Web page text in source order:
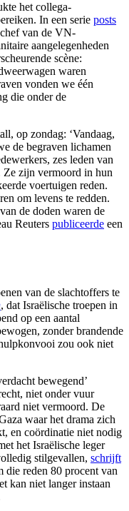
het collega-
In een serie posts
van de VN-
aangelegenheden
scène:
waren
vonden we één
die onder de
op zondag: ‘Vandaag,
de begraven lichamen
zes leden van
Ze zijn vermoord in hun
voertuigen reden.
om levens te redden.
de doden waren de
Reuters publiceerde een
van de slachtoffers te
, dat Israëlische troepen in
op een aantal
zonder brandende
zou ook niet
bewegend’
niet onder vuur
niet vermoord. De
waar het drama zich
en coördinatie niet nodig
het Israëlische leger
stilgevallen, schrijft
die reden 80 procent van
kan niet langer instaan